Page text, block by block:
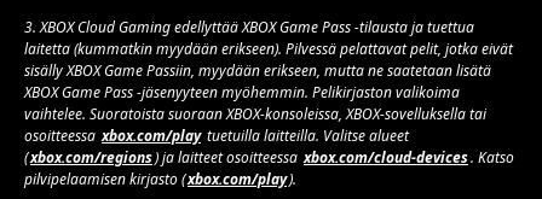
3. XBOX Cloud Gaming edellyttää XBOX Game Pass -tilausta ja tuettua
laitetta (kummatkin myydään erikseen). Pilvessä pelattavat pelit, jotka eivät
sisälly XBOX Game Passiin, myydään erikseen, mutta ne saatetaan lisätä
XBOX Game Pass -jäsenyyteen myöhemmin. Pelikirjaston valikoima
vaihtelee. Suoratoista suoraan XBOX-konsoleissa, XBOX-sovelluksella tai
osoitteessa xbox.com/play tuetuilla laitteilla. Valitse alueet
(xbox.com/regions) ja laitteet osoitteessa xbox.com/cloud-devices. Katso
pilvipelaamisen kirjasto (xbox.com/play).